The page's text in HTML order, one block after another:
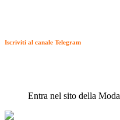
Iscriviti al canale Telegram
Entra nel sito della